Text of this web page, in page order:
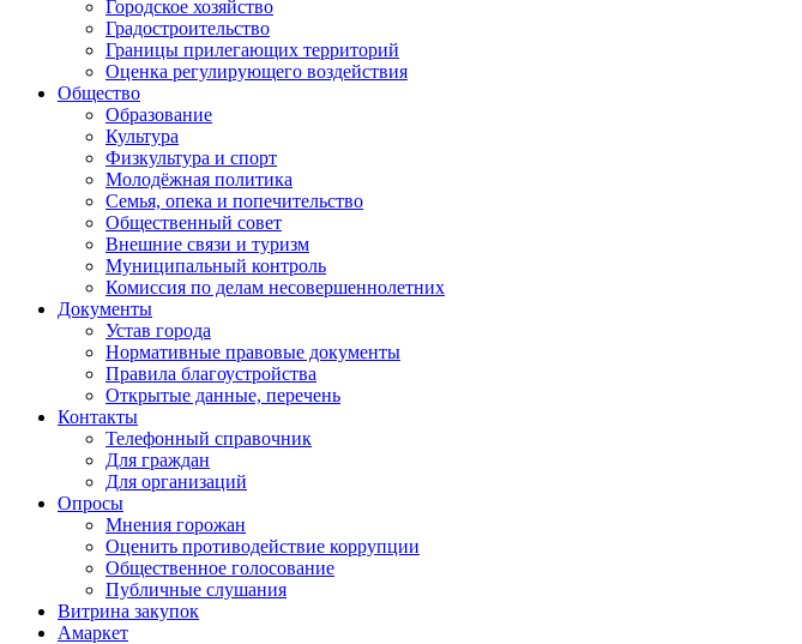
Городское хозяйство
Градостроительство
Границы прилегающих территорий
Оценка регулирующего воздействия
Общество
Образование
Культура
Физкультура и спорт
Молодёжная политика
Семья, опека и попечительство
Общественный совет
Внешние связи и туризм
Муниципальный контроль
Комиссия по делам несовершеннолетних
Документы
Устав города
Нормативные правовые документы
Правила благоустройства
Открытые данные, перечень
Контакты
Телефонный справочник
Для граждан
Для организаций
Опросы
Мнения горожан
Оценить противодействие коррупции
Общественное голосование
Публичные слушания
Витрина закупок
Амаркет